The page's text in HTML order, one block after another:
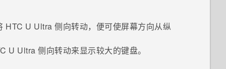
HTC U Ultra 侧向转动，便可使屏幕方向从纵
U Ultra 侧向转动来显示较大的键盘。